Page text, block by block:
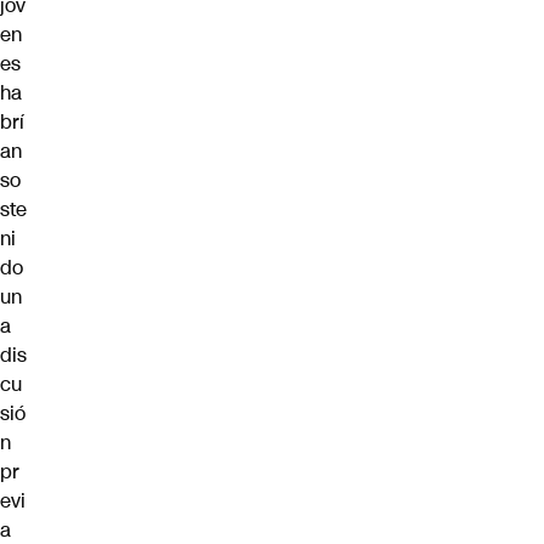
en
es
ha
brí
an
so
ste
ni
do
un
a
dis
cu
sió
n
pr
evi
a